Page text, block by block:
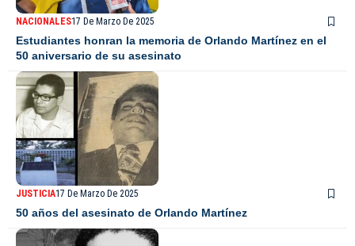
NACIONALES17 De Marzo De 2025
Estudiantes honran la memoria de Orlando Martínez en el
50 aniversario de su asesinato
JUSTICIA17 De Marzo De 2025
50 años del asesinato de Orlando Martínez